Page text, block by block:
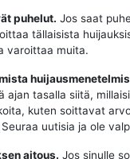
puhelut. Jos saat
tällaisista
varoittaa muita.
ajan tasalla siitä,
kuten soittavat
uutisia ja ole
aitous. Jos sinulle